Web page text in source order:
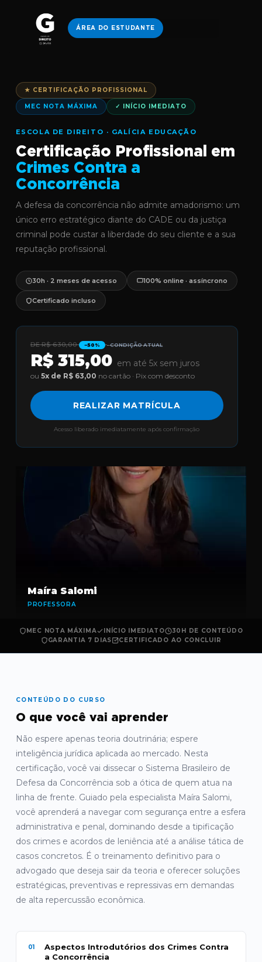
ÁREA DO ESTUDANTE
★ CERTIFICAÇÃO PROFISSIONAL
MEC NOTA MÁXIMA ✓ INÍCIO IMEDIATO
ESCOLA DE DIREITO · GALÍCIA EDUCAÇÃO
Certificação Profissional em
Crimes Contra a
Concorrência
A defesa da concorrência não admite amadorismo: um
único erro estratégico diante do CADE ou da justiça
criminal pode custar a liberdade do seu cliente e a sua
reputação profissional.
30h · 2 meses de acesso 100% online · assíncrono
Certificado incluso
DE R$ 630,00 −50% · CONDIÇÃO ATUAL
R$ 315,00 em até 5x sem juros
ou 5x de R$ 63,00 no cartão · Pix com desconto
REALIZAR MATRÍCULA
Acesso liberado imediatamente após confirmação
Maíra Salomi
PROFESSORA
MEC NOTA MÁXIMA INÍCIO IMEDIATO
30H DE CONTEÚDO
GARANTIA 7 DIAS
CERTIFICADO AO CONCLUIR
CONTEÚDO DO CURSO
O que você vai aprender
Não espere apenas teoria doutrinária; espere
inteligência jurídica aplicada ao mercado. Nesta
certificação, você vai dissecar o Sistema Brasileiro de
Defesa da Concorrência sob a ótica de quem atua na
linha de frente. Guiado pela especialista Maíra Salomi,
você aprenderá a navegar com segurança entre a esfera
administrativa e penal, dominando desde a tipificação
dos crimes e acordos de leniência até a análise tática de
casos concretos. É o treinamento definitivo para o
advogado que deseja sair da teoria e oferecer soluções
estratégicas, preventivas e repressivas em demandas
de alta repercussão econômica.
01
Aspectos Introdutórios dos Crimes Contra
a Concorrência